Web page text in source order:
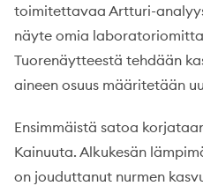
toimitettavaa Artturi-
näyte omia
Tuorenäytteestä tehdään
aineen osuus määritetään
Ensimmäistä satoa
Kainuuta. Alkukesän
on jouduttanut nurmen